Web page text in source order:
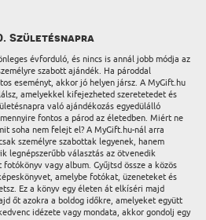
Születésnapra
évforduló, és nincs is annál jobb módja az
szabott ajándék. Ha pároddal
eseményt, akkor jó helyen jársz. A MyGift.hu
amelyekkel kifejezheted szeretetedet és
való ajándékozás egyedülálló
fontos a párod az életedben. Miért ne
soha nem felejt el? A MyGift.hu-nál arra
személyre szabottak legyenek, hanem
legnépszerűbb választás az ötvenedik
vagy album. Gyűjtsd össze a közös
amelybe fotókat, üzeneteket és
Ez a könyv egy életen át elkíséri majd
őt azokra a boldog időkre, amelyeket együtt
idézete vagy mondata, akkor gondolj egy